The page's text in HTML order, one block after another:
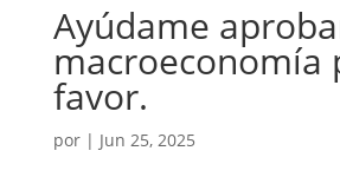
Ayúdame
macroeconomía
favor.
por | Jun 25, 2025